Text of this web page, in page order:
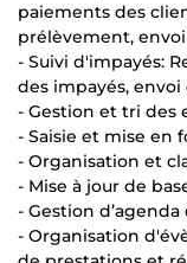
paiements des
prélèvement,
- Suivi d'impayés:
des impayés,
- Gestion et tri des
- Saisie et mise en
- Organisation et
- Mise à jour de
- Gestion
- Organisation